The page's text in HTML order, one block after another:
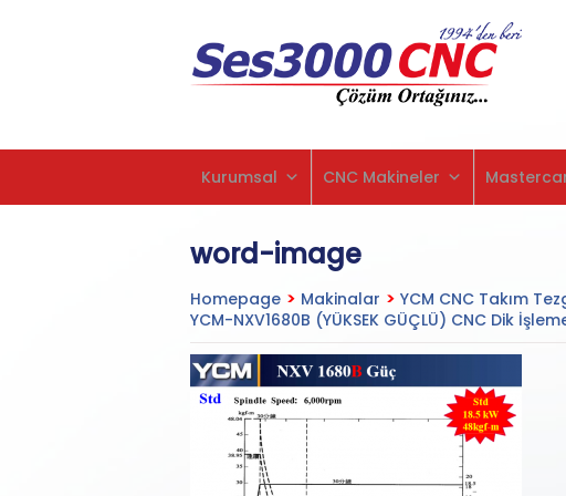
Kurumsal
CNC Makineler
word-image
Homepage > Makinalar > YCM CNC Takım
YCM-NXV1680B (YÜKSEK GÜÇLÜ) CNC Dik